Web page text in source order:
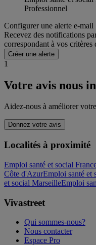
Professionnel
Configurer une alerte e-mail
Recevez des notifications
correspondant à vos critères
Créer une alerte
1
Votre avis nous
Aidez-nous à améliorer
Donnez votre avis
Localités à proximité
Emploi santé et social
Côte d'AzurEmploi santé et
et social MarseilleEmploi
Vivastreet
Qui sommes-nous?
Nous contacter
Espace Pro